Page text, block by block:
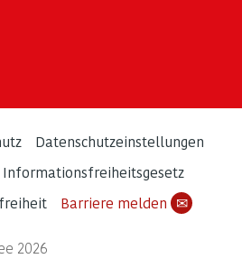
Datenschutzeinstellungen
Informationsfreiheitsgesetz
Barriere melden ✉
2026